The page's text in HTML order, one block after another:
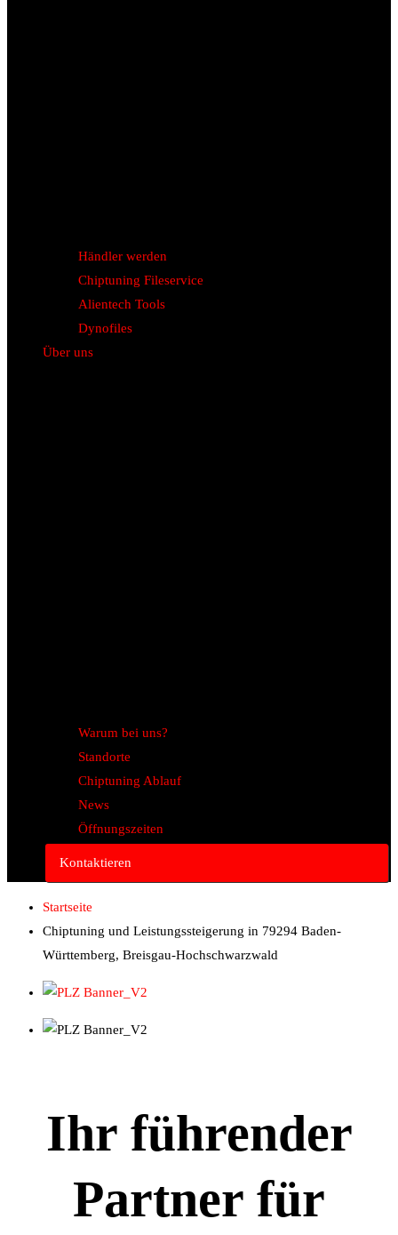
Händler werden
Chiptuning Fileservice
Alientech Tools
Dynofiles
Über uns
Warum bei uns?
Standorte
Chiptuning Ablauf
News
Öffnungszeiten
Kontaktieren
Startseite
Chiptuning und Leistungssteigerung in 79294 Baden-
Württemberg, Breisgau-Hochschwarzwald
Ihr führender
Partner für